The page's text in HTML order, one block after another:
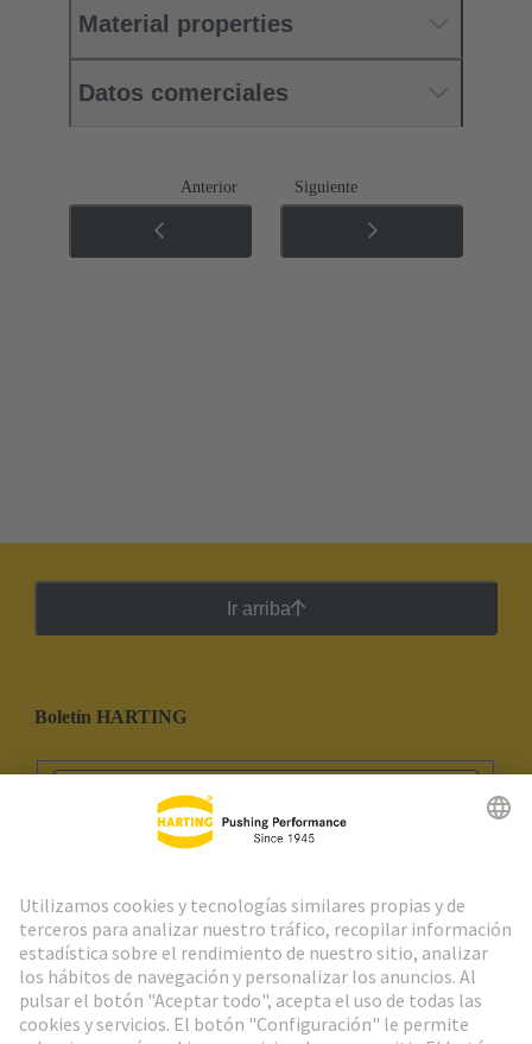
Material properties
Datos comerciales
Anterior Siguiente
Ir arriba
Boletín HARTING
Ir al registro
Social Media